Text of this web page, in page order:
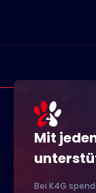
Mit
Bei K4G